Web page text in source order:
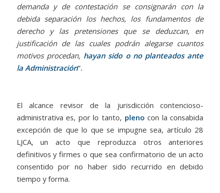
demanda y de contestación se consignarán con la
debida separación los hechos, los fundamentos de
derecho y las pretensiones que se deduzcan, en
justificación de las cuales podrán alegarse cuantos
motivos procedan, hayan sido o no planteados ante
la Administración”.
El alcance revisor de la jurisdicción contencioso-
administrativa es, por lo tanto, plenocon la consabida
excepción de que lo que se impugne sea, artículo 28
LJCA, un acto que reproduzca otros anteriores
definitivos y firmes o que sea confirmatorio de un acto
consentido por no haber sido recurrido en debido
tiempo y forma.